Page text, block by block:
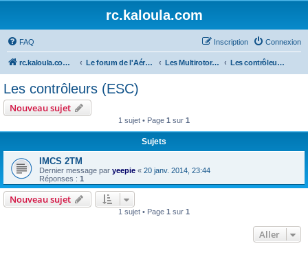
rc.kaloula.com
FAQ Connexion
Inscription
rc.kaloula.com Aéromodélisme Le forum de l'Aéromodélisme Les Multirotors / Tri - Quadri - Hexa - Octo... coptère Les contrôleurs (ESC)
Les contrôleurs (ESC)
Nouveau sujet
1 sujet • Page 1 sur 1
Sujets
IMCS 2TM
Dernier message par yeepie « 20 janv. 2014, 23:44
Réponses : 1
Nouveau sujet
1 sujet • Page 1 sur 1
Aller